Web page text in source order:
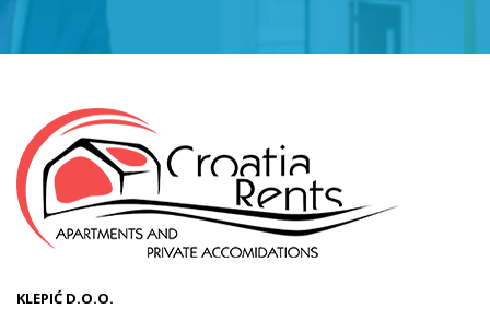
Opatija -Volosko (1)
Selce(5)
KLEPIĆ D.O.O.